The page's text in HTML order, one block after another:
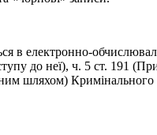
в електронно-
до неї), ч. 5 ст. 191
шляхом)